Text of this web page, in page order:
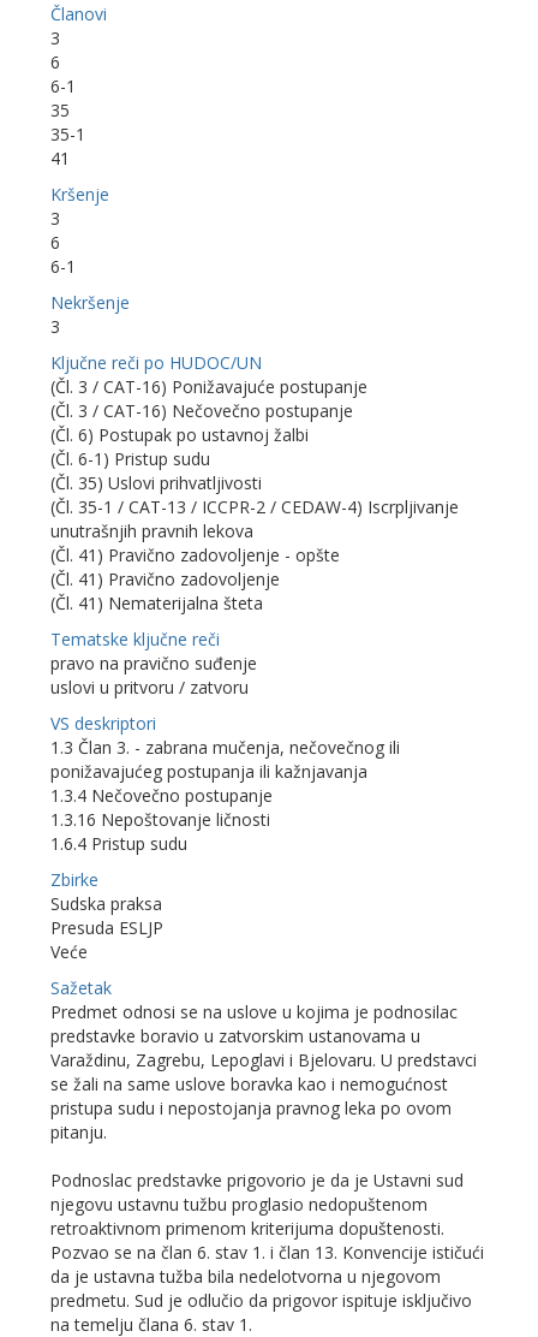
Članovi
3
6
6-1
35
35-1
41
Kršenje
3
6
6-1
Nekršenje
3
Ključne reči po HUDOC/UN
(Čl. 3 / CAT-16) Ponižavajuće postupanje
(Čl. 3 / CAT-16) Nečovečno postupanje
(Čl. 6) Postupak po ustavnoj žalbi
(Čl. 6-1) Pristup sudu
(Čl. 35) Uslovi prihvatljivosti
(Čl. 35-1 / CAT-13 / ICCPR-2 / CEDAW-4) Iscrpljivanje
unutrašnjih pravnih lekova
(Čl. 41) Pravično zadovoljenje - opšte
(Čl. 41) Pravično zadovoljenje
(Čl. 41) Nematerijalna šteta
Tematske ključne reči
pravo na pravično suđenje
uslovi u pritvoru / zatvoru
VS deskriptori
1.3 Član 3. - zabrana mučenja, nečovečnog ili
ponižavajućeg postupanja ili kažnjavanja
1.3.4 Nečovečno postupanje
1.3.16 Nepoštovanje ličnosti
1.6.4 Pristup sudu
Zbirke
Sudska praksa
Presuda ESLJP
Veće
Sažetak
Predmet odnosi se na uslove u kojima je podnosilac
predstavke boravio u zatvorskim ustanovama u
Varaždinu, Zagrebu, Lepoglavi i Bjelovaru. U predstavci
se žali na same uslove boravka kao i nemogućnost
pristupa sudu i nepostojanja pravnog leka po ovom
pitanju.
Podnoslac predstavke prigovorio je da je Ustavni sud
njegovu ustavnu tužbu proglasio nedopuštenom
retroaktivnom primenom kriterijuma dopuštenosti.
Pozvao se na član 6. stav 1. i član 13. Konvencije ističući
da je ustavna tužba bila nedelotvorna u njegovom
predmetu. Sud je odlučio da prigovor ispituje isključivo
na temelju člana 6. stav 1.